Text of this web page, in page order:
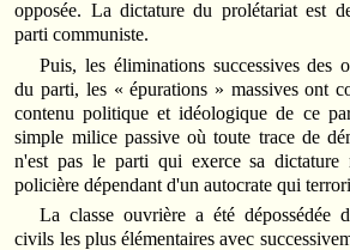
opposée. La dictature du prolétariat est
parti communiste.
Puis, les éliminations successives des
du parti, les « épurations » massives ont
contenu politique et idéologique de ce
simple milice passive où toute trace de
n'est pas le parti qui exerce sa dictature
policière dépendant d'un autocrate qui
La classe ouvrière a été dépossédée
civils les plus élémentaires avec